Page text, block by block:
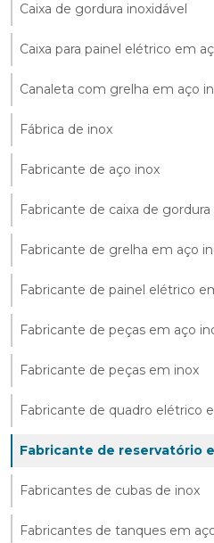
Caixa de gordura inoxidável
Caixa para painel elétrico em
Canaleta com grelha em aço
Fábrica de inox
Fabricante de aço inox
Fabricante de caixa de
Fabricante de grelha em aço
Fabricante de painel elétrico
Fabricante de peças em aço
Fabricante de peças em inox
Fabricante de quadro elétrico
Fabricante de reservatório
Fabricantes de cubas de inox
Fabricantes de tanques em